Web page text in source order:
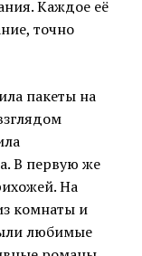
Каждое её
точно
пакеты на
В первую же
На
комнаты и
любимые